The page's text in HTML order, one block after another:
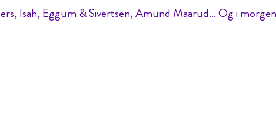
Isah, Eggum & Sivertsen, Amund Maarud… Og i